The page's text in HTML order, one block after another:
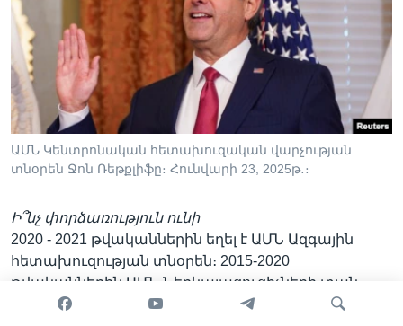
ԱՄՆ Կենտրոնական հետախուզական վարչության
տնօրեն Ջոն Ռեթքլիֆը։ Հունվարի 23, 2025թ․։
Ի՞նչ փորձառություն ունի
2020 - 2021 թվականներին եղել է ԱՄՆ Ազգային
հետախուզության տնօրեն։ 2015-2020
թվականներին ԱՄՆ Ներկայացուցիչների տան
անդամ՝ ընտրված Տեխաս նահանգից։